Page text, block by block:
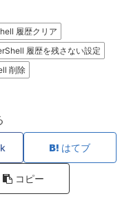
履歴クリア
履歴を残さない設定
削除
はてブ
コピー